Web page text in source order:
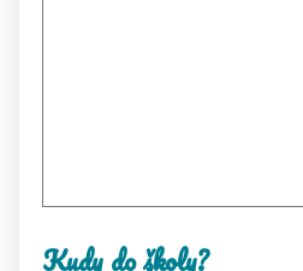
Kudy do školy?